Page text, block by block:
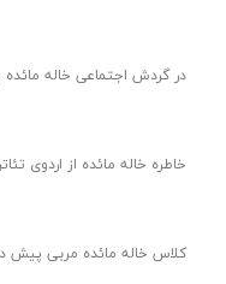
در گردش اجتماعی خاله
خاطره خاله مائده از اردوی
کلاس خاله مائده مربی پیش